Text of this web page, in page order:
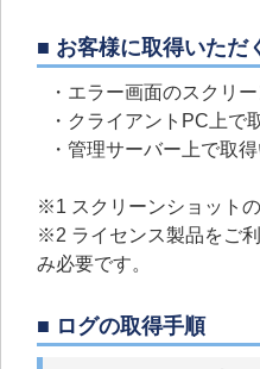
■ お客様に取得いただ
・エラー画面のスクリ
・クライアントPC上で
・管理サーバー上で取
※1 スクリーンショット
※2 ライセンス製品をご
み必要です。
■ ログの取得手順